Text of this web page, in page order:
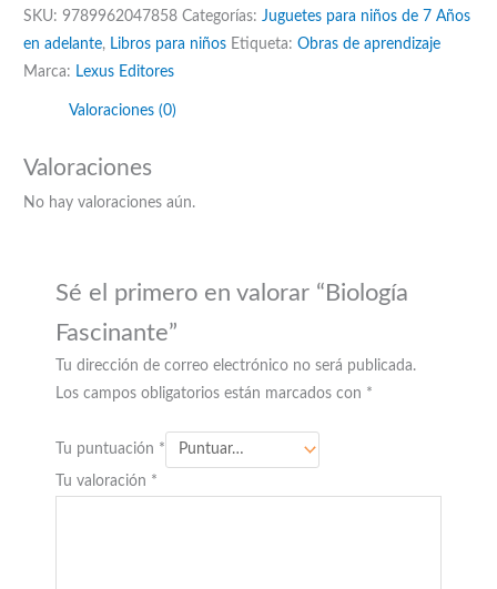
SKU:9789962047858 Categorías:Juguetes para niños de 7 Años
en adelante, Libros para niños Etiqueta:Obras de aprendizaje
Marca: Lexus Editores
Valoraciones (0)
Valoraciones
No hay valoraciones aún.
Sé el primero en valorar “Biología
Fascinante”
Tu dirección de correo electrónico no será publicada.
Los campos obligatorios están marcados con *
Tu puntuación *
Tu valoración *